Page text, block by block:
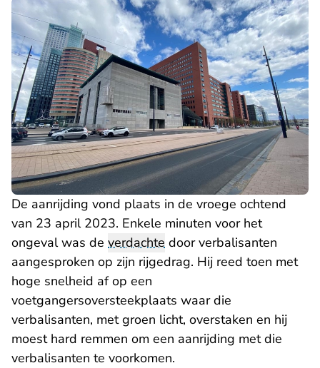
De aanrijding vond plaats in de vroege ochtend
van 23 april 2023. Enkele minuten voor het
ongeval was de verdachte door verbalisanten
aangesproken op zijn rijgedrag. Hij reed toen met
hoge snelheid af op een
voetgangersoversteekplaats waar die
verbalisanten, met groen licht, overstaken en hij
moest hard remmen om een aanrijding met die
verbalisanten te voorkomen.